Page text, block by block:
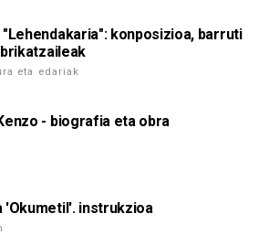
"Lehendakaria": konposizioa, barruti
eta edariak
- biografia eta obra
'Okumetil'. instrukzioa